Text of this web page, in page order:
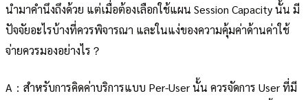
นำมาคำนึงถึงด้วย แต่เมื่อต้องเลือกใช้แผน Session Capacity นั้น มี
ปัจจัยอะไรบ้างที่ควรพิจารณา และในแง่ของความคุ้มค่าด้านค่าใช้
จ่ายควรมองอย่างไร？
A：สำหรับการคิดค่าบริการแบบ Per-User นั้น ควรจัดการ User ที่มี